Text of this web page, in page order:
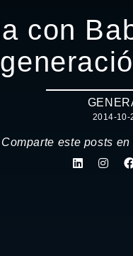
con
2014-10-
Comparte este posts